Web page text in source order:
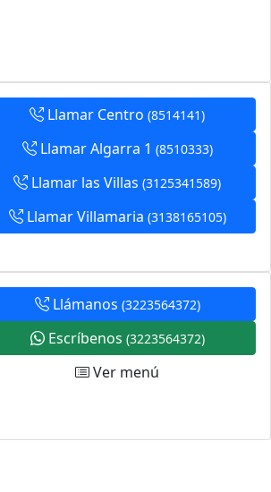
Llamar Centro (8514141)
Llamar Algarra 1 (8510333)
Llamar las Villas (3125341589)
Llamar Villamaria (3138165105)
Llámanos (3223564372)
Escríbenos (3223564372)
Ver menú